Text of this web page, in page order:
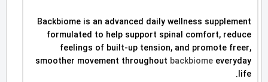
Backbiome is an advanced daily wellness supplement
formulated to help support spinal comfort, reduce
feelings of built-up tension, and promote freer,
smoother movement throughout backbiome everyday
life.